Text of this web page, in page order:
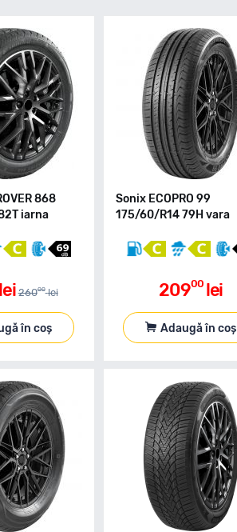
868
iarna
lei 26000 lei
în coș
Sonix ECOPRO 99
175/60/R14 79H vara
20900 lei
Adaugă în coș